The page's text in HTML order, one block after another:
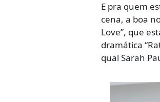
E pra quem
cena, a boa
Love”, que
dramática
qual Sarah